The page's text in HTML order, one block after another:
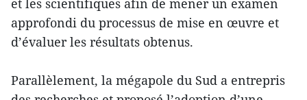
et les scientifiques afin de mener un examen
approfondi du processus de mise en œuvre et
d’évaluer les résultats obtenus.
Parallèlement, la mégapole du Sud a entrepris